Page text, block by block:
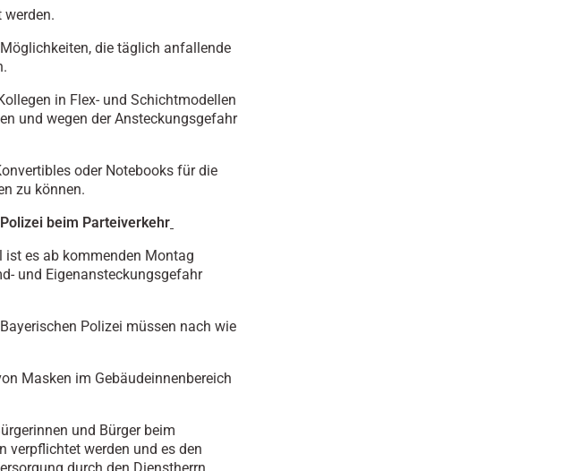
die täglich anfallende
in Flex- und Schichtmodellen
und wegen der Ansteckungsgefahr
oder Notebooks für die
zu können.
beim Parteiverkehr
es ab kommenden Montag
und Eigenansteckungsgefahr
Polizei müssen nach wie
Masken im Gebäudeinnenbereich
und Bürger beim
verpflichtet werden und es den
durch den Dienstherrn